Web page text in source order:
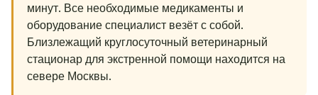
минут. Все необходимые медикаменты и
оборудование специалист везёт с собой.
Близлежащий круглосуточный ветеринарный
стационар для экстренной помощи находится на
севере Москвы.